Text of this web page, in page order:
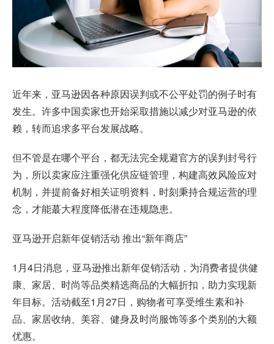
近年来，亚马逊因各种原因误判或不公平处罚的例子时有
发生。许多中国卖家也开始采取措施以减少对亚马逊的依
赖，转而追求多平台发展战略。
但不管是在哪个平台，都无法完全规避官方的误判封号行
为，所以卖家应注重强化供应链管理，构建高效风险应对
机制，并提前备好相关证明资料，时刻秉持合规运营的理
念，才能蕞大程度降低潜在违规隐患。
亚马逊开启新年促销活动 推出“新年商店”
1月4日消息，亚马逊推出新年促销活动，为消费者提供健
康、家居、时尚等品类精选商品的大幅折扣，助力实现新
年目标。活动截至1月27日，购物者可享受维生素和补
品、家居收纳、美容、健身及时尚服饰等多个类别的大额
优惠。